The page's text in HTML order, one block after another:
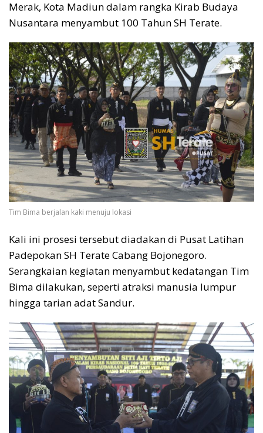
Merak, Kota Madiun dalam rangka Kirab Budaya
Nusantara menyambut 100 Tahun SH Terate.
Tim Bima berjalan kaki menuju lokasi
Kali ini prosesi tersebut diadakan di Pusat Latihan
Padepokan SH Terate Cabang Bojonegoro.
Serangkaian kegiatan menyambut kedatangan Tim
Bima dilakukan, seperti atraksi manusia lumpur
hingga tarian adat Sandur.